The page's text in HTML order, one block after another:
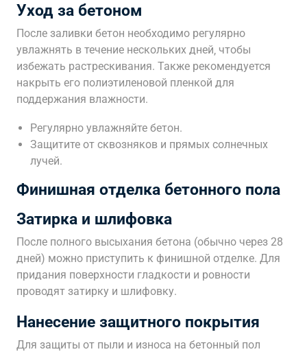
Уход за бетоном
После заливки бетон необходимо регулярно
увлажнять в течение нескольких дней‚ чтобы
избежать растрескивания. Также рекомендуется
накрыть его полиэтиленовой пленкой для
поддержания влажности.
Регулярно увлажняйте бетон.
Защитите от сквозняков и прямых солнечных
лучей.
Финишная отделка бетонного пола
Затирка и шлифовка
После полного высыхания бетона (обычно через 28
дней) можно приступить к финишной отделке. Для
придания поверхности гладкости и ровности
проводят затирку и шлифовку.
Нанесение защитного покрытия
Для защиты от пыли и износа на бетонный пол